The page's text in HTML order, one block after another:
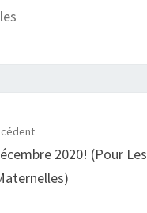
2020! (pour Les